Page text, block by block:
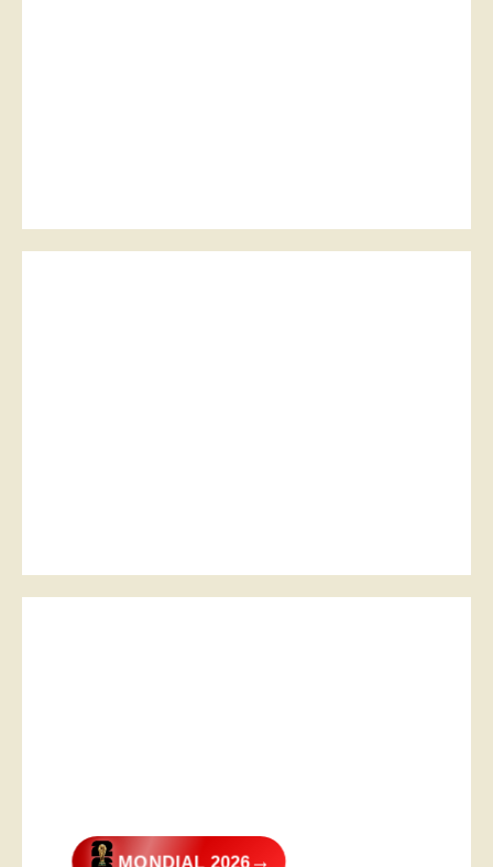
MONDIAL 2026→